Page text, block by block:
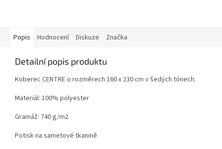
Popis Hodnocení Diskuze Značka
Detailní popis produktu
Koberec CENTRE o rozměrech 160 x 230 cm v šedých tónech.
Materiál: 100% polyester
Gramáž: 740 g/m2
Potisk na sametové tkanině